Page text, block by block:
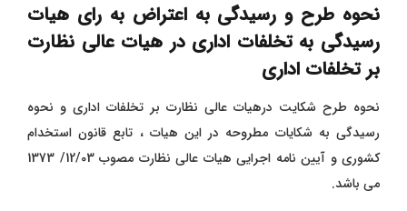
نحوه طرح و رسیدگی به اعتراض به رای هیات
رسیدگی به تخلفات اداری در هیات عالی نظارت
بر تخلفات اداری
نحوه طرح شکایت درهیات عالی نظارت بر تخلفات اداری و نحوه
رسیدگی به شکایات مطروحه در این هیات ، تابع قانون استخدام
کشوری و آیین نامه اجرایی هیات عالی نظارت مصوب 12/03/ 1373
می باشد.